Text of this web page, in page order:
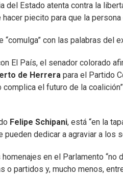
del Estado atenta contra la
piecito para que la
“comulga” con las palabras del
El País, el senador colorado
de Herrera para el Partido
el futuro de la
Felipe Schipani, está “en la
pueden dedicar a agraviar a los
en el Parlamento
o partidos y, mucho menos,